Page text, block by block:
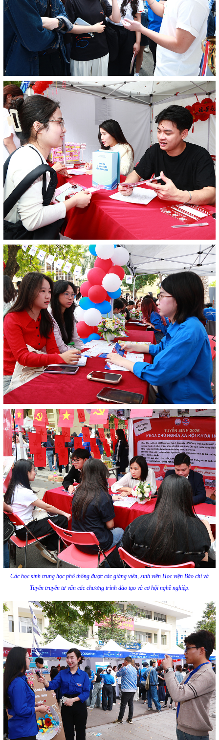
Các học sinh trung học phổ thông được các giảng viên, sinh viên Học viện Báo chí và
Tuyên truyền tư vấn các chương trình đào tạo và cơ hội nghề nghiệp.